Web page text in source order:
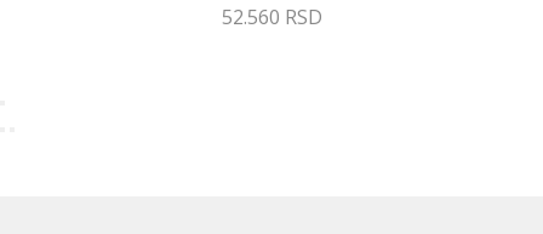
52.560 RSD